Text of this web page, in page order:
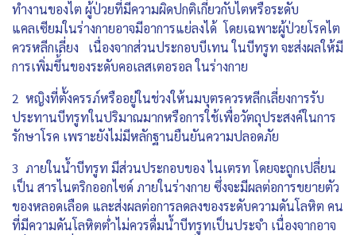
ทำงานของไต ผู้ป่วยที่มีความผิดปกติเกี่ยวกับไตหรือระดับ
แคลเซียมในร่างกายอาจมีอาการแย่ลงได้ โดยเฉพาะผู้ป่วยโรคไต
ควรหลีกเลี่ยง เนื่องจากส่วนประกอบบีเทน ในบีทรูท จะส่งผลให้มี
การเพิ่มขึ้่นของระดับคอเลสเตอรอล ในร่างกาย
2 หญิงที่ตั้งครรภ์หรืออยู่ในช่วงให้นมบุตรควรหลีกเลี่ยงการรับ
ประทานบีทรูทในปริมาณมากหรือการใช้เพื่อวัตถุประสงค์ในการ
รักษาโรค เพราะยังไม่มีหลักฐานยืนยันความปลอดภัย
3 ภายในน้ำบีทรูท มีส่วนประกอบของ ไนเตรท โดยจะถูกเปลี่ยน
เป็น สารไนตริกออกไซด์ ภายในร่างกาย ซึ่งจะมีผลต่อการขยายตัว
ของหลอดเลือด และส่งผลต่อการลดลงของระดับความดันโลหิต คน
ที่มีความดันโลหิตต่ำไม่ควรดื่มน้ำบีทรูทเป็นประจำ เนื่องจากอาจ